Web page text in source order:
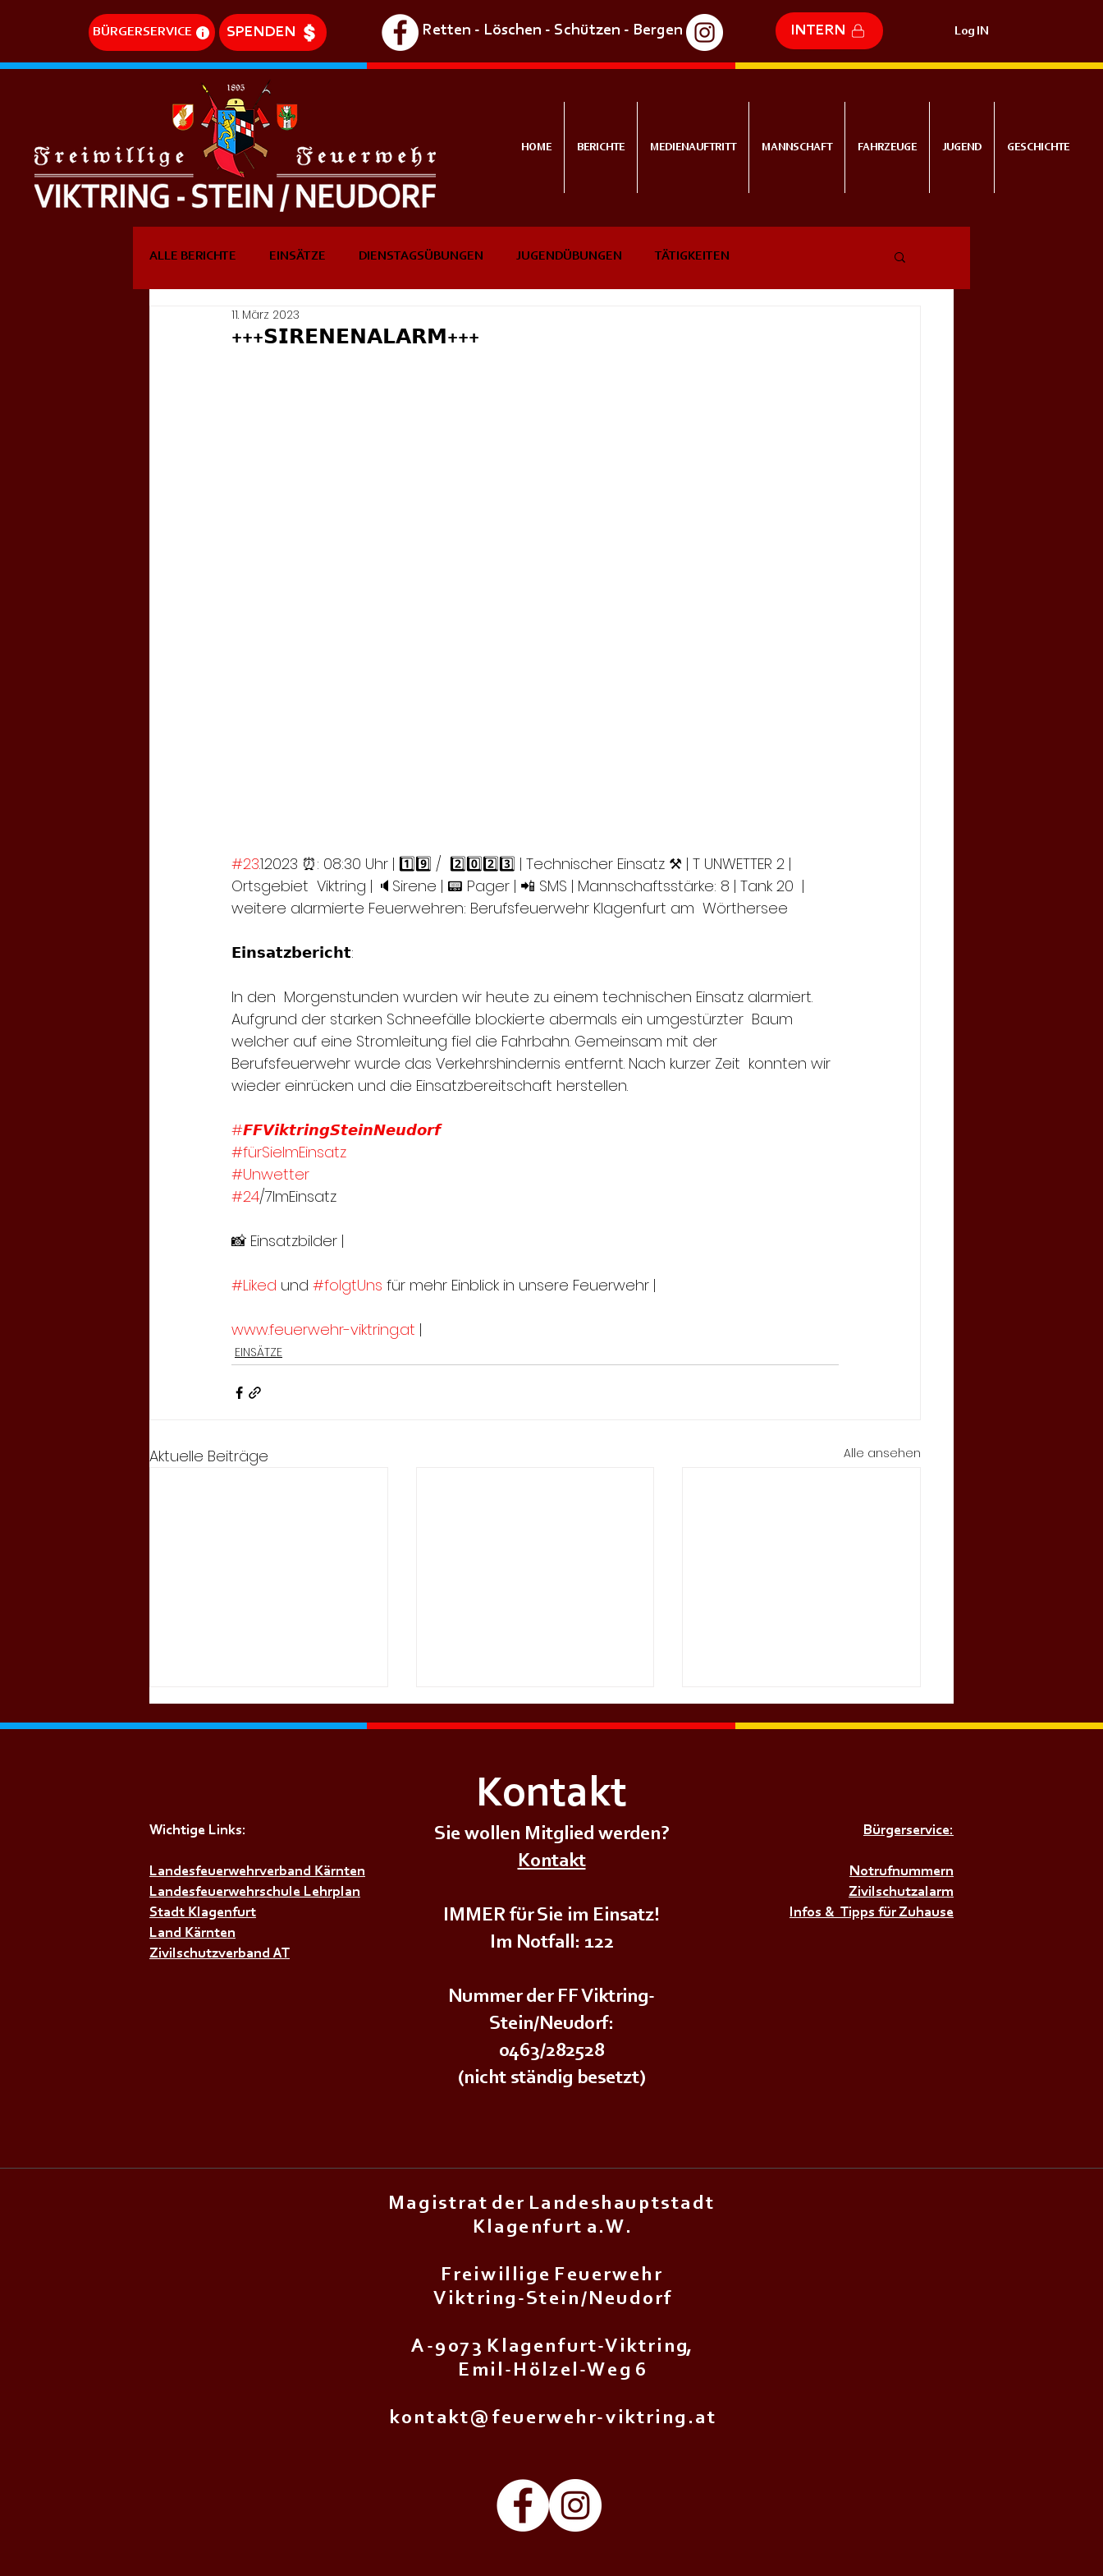
BÜRGERSERVICE SPENDEN Retten - Löschen - Schützen - Bergen INTERN Log IN
ALLE BERICHTE EINSÄTZE DIENSTAGSÜBUNGEN JUGENDÜBUNGEN TÄTIGKEITEN
DREHLEITEREINSÄTZE
+++𝗦𝗜𝗥𝗘𝗡𝗘𝗡𝗔𝗟𝗔𝗥𝗠+++
11. März 2023
#23.1.2023 ⏰: 08:30 Uhr | 1️⃣9️⃣ /  2️⃣0️⃣2️⃣3️⃣ | Technischer Einsatz ⚒ | T UNWETTER 2 |
Ortsgebiet  Viktring | 🔈Sirene | 📟 Pager | 📲 SMS | Mannschaftsstärke: 8 | Tank 20  |
weitere alarmierte Feuerwehren: Berufsfeuerwehr Klagenfurt am  Wörthersee
𝗘𝗶𝗻𝘀𝗮𝘁𝘇𝗯𝗲𝗿𝗶𝗰𝗵𝘁:
In den  Morgenstunden wurden wir heute zu einem technischen Einsatz alarmiert.
Aufgrund der starken Schneefälle blockierte abermals ein umgestürzter  Baum
welcher auf eine Stromleitung fiel die Fahrbahn. Gemeinsam mit der
Berufsfeuerwehr wurde das Verkehrshindernis entfernt. Nach kurzer Zeit  konnten wir
wieder einrücken und die Einsatzbereitschaft herstellen.
#𝙁𝙁𝙑𝙞𝙠𝙩𝙧𝙞𝙣𝙜𝙎𝙩𝙚𝙞𝙣𝙉𝙚𝙪𝙙𝙤𝙧𝙛
#fürSieImEinsatz
#Unwetter
#24/7ImEinsatz
📸 Einsatzbilder |
#Liked und #folgtUns für mehr Einblick in unsere Feuerwehr |
www.feuerwehr-viktring.at |
EINSÄTZE
Aktuelle Beiträge Alle ansehen
+++𝗦𝗜𝗥𝗘𝗡𝗘𝗡𝗔𝗟𝗔𝗥𝗠+++ +++𝗦𝗜𝗥𝗘𝗡𝗘𝗡𝗔𝗟𝗔𝗥𝗠+++
HOME BERICHTE MEDIENAUFTRITT MANNSCHAFT FAHRZEUGE JUGEND GESCHICHTE
Kontakt
Wichtige Links:
Landesfeuerwehrverband Kärnten
Landesfeuerwehrschule Lehrplan
Stadt Klagenfurt
Land Kärnten
Zivilschutzverband AT
Sie wollen Mitglied werden?
Kontakt
IMMER für Sie im Einsatz!
Im Notfall: 122
Nummer der FF Viktring-
Stein/Neudorf:
0463/282528
(nicht ständig besetzt)
Bürgerservice:
Notrufnummern
Zivilschutzalarm
Infos & Tipps für Zuhause
M a g i s t r a t d e r L a n d e s h a u p t s t a d t
K l a g e n f u r t a . W .
F r e i w i l l i g e F e u e r w e h r
V i k t r i n g - S t e i n / N e u d o r f
A - 9 0 7 3 K l a g e n f u r t - V i k t r i n g,
E m i l - H ö l z e l - W e g 6
k o n t a k t @ f e u e r w e h r - v i k t r i n g . a t